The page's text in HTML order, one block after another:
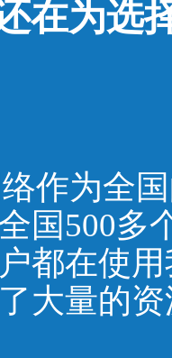
在为选
作为全
国500多
都在使
大量的